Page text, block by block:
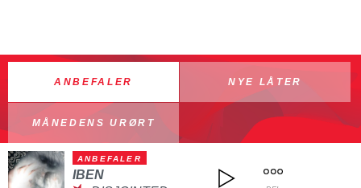
ANBEFALER NYE LÅTER
MÅNEDENS URØRT
ANBEFALER
IBEN